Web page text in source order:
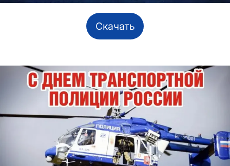
Скачать